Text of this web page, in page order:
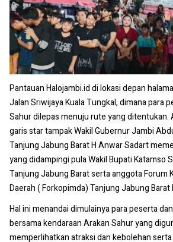
Pantauan Halojambi.id di lokasi depan
Jalan Sriwijaya Kuala Tungkal, dimana para
Sahur dilepas menuju rute yang ditentukan.
garis star tampak Wakil Gubernur Jambi
Tanjung Jabung Barat H Anwar Sadart
yang didampingi pula Wakil Bupati Katamso
Tanjung Jabung Barat serta anggota Forum
Daerah ( Forkopimda) Tanjung Jabung Barat
Hal ini menandai dimulainya para peserta
bersama kendaraan Arakan Sahur yang
memperlihatkan atraksi dan kebolehan